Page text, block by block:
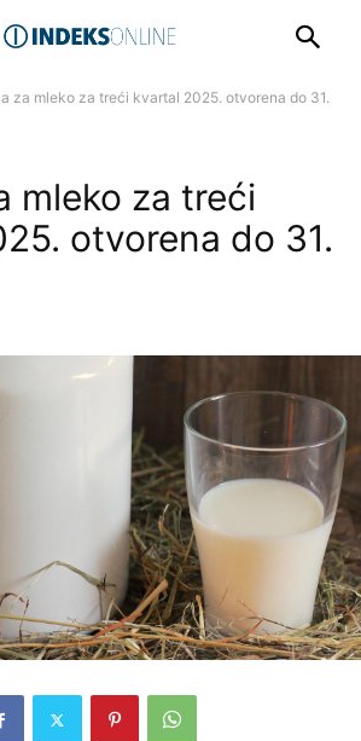
za mleko za treći kvartal 2025. otvorena do 31.
mleko za treći
otvorena do 31.